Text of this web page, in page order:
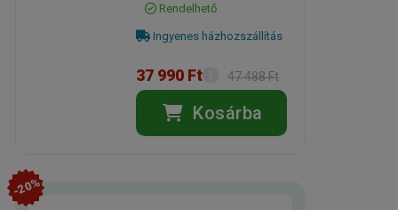
Rendelhető
Ingyenes házhozszállítás
37 990 Ft 47 488 Ft
Kosárba
-20%